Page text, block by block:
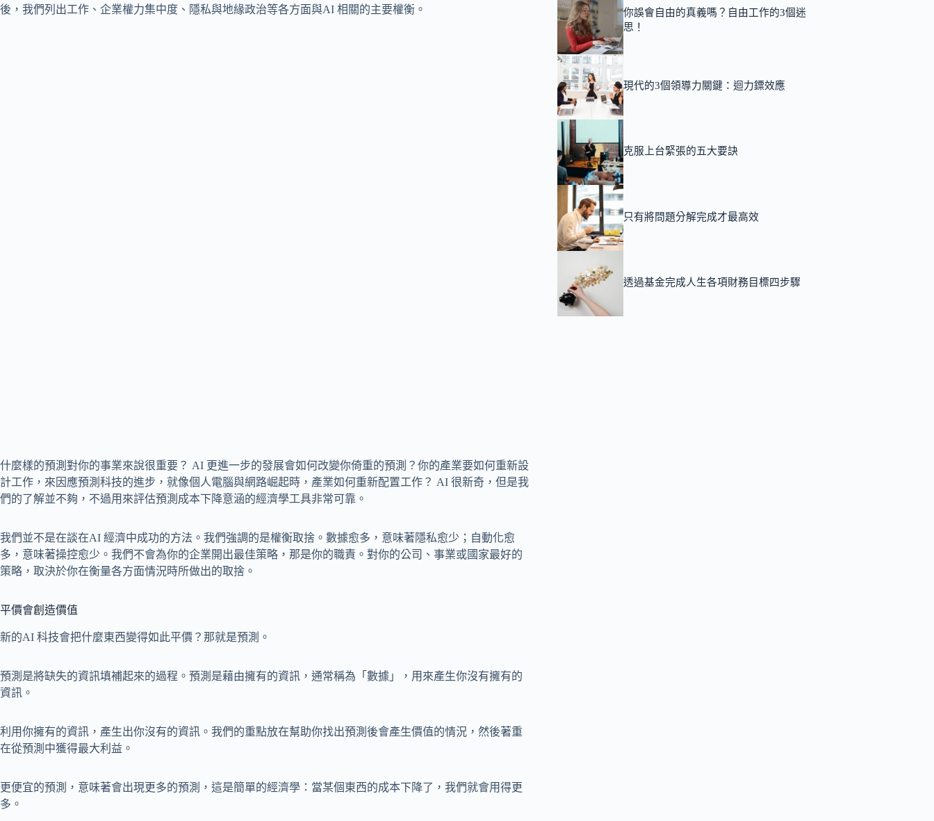
後，我們列出工作、企業權力集中度、隱私與地緣政治等各方面與AI 相關的主要權衡。
什麼樣的預測對你的事業來說很重要？ AI 更進一步的發展會如何改變你倚重的預測？你的產業要如何重新設
計工作，來因應預測科技的進步，就像個人電腦與網路崛起時，產業如何重新配置工作？ AI 很新奇，但是我
們的了解並不夠，不過用來評估預測成本下降意涵的經濟學工具非常可靠。
我們並不是在談在AI 經濟中成功的方法。我們強調的是權衡取捨。數據愈多，意味著隱私愈少；自動化愈
多，意味著操控愈少。我們不會為你的企業開出最佳策略，那是你的職責。對你的公司、事業或國家最好的
策略，取決於你在衡量各方面情況時所做出的取捨。
平價會創造價值
新的AI 科技會把什麼東西變得如此平價？那就是預測。
預測是將缺失的資訊填補起來的過程。預測是藉由擁有的資訊，通常稱為「數據」，用來產生你沒有擁有的
資訊。
利用你擁有的資訊，產生出你沒有的資訊。我們的重點放在幫助你找出預測後會產生價值的情況，然後著重
在從預測中獲得最大利益。
更便宜的預測，意味著會出現更多的預測，這是簡單的經濟學：當某個東西的成本下降了，我們就會用得更
多。
你誤會自由的真義嗎？自由工作的3個迷
思！
現代的3個領導力關鍵：迴力鏢效應
克服上台緊張的五大要訣
只有將問題分解完成才最高效
透過基金完成人生各項財務目標四步驟